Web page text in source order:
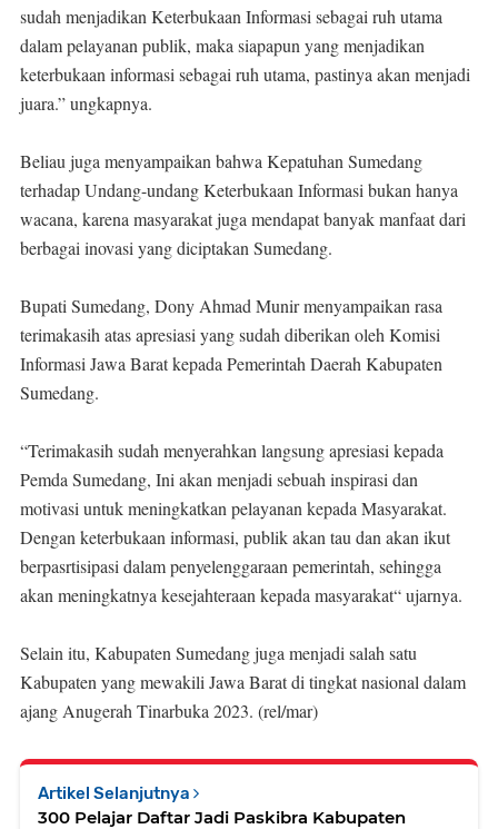
sudah menjadikan Keterbukaan Informasi sebagai ruh utama
dalam pelayanan publik, maka siapapun yang menjadikan
keterbukaan informasi sebagai ruh utama, pastinya akan menjadi
juara.” ungkapnya.
Beliau juga menyampaikan bahwa Kepatuhan Sumedang
terhadap Undang-undang Keterbukaan Informasi bukan hanya
wacana, karena masyarakat juga mendapat banyak manfaat dari
berbagai inovasi yang diciptakan Sumedang.
Bupati Sumedang, Dony Ahmad Munir menyampaikan rasa
terimakasih atas apresiasi yang sudah diberikan oleh Komisi
Informasi Jawa Barat kepada Pemerintah Daerah Kabupaten
Sumedang.
“Terimakasih sudah menyerahkan langsung apresiasi kepada
Pemda Sumedang, Ini akan menjadi sebuah inspirasi dan
motivasi untuk meningkatkan pelayanan kepada Masyarakat.
Dengan keterbukaan informasi, publik akan tau dan akan ikut
berpasrtisipasi dalam penyelenggaraan pemerintah, sehingga
akan meningkatnya kesejahteraan kepada masyarakat“ ujarnya.
Selain itu, Kabupaten Sumedang juga menjadi salah satu
Kabupaten yang mewakili Jawa Barat di tingkat nasional dalam
ajang Anugerah Tinarbuka 2023. (rel/mar)
Artikel Selanjutnya
300 Pelajar Daftar Jadi Paskibra Kabupaten